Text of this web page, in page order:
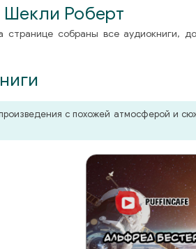
Шекли Роберт
собраны все аудиокниги,
с похожей атмосферой и